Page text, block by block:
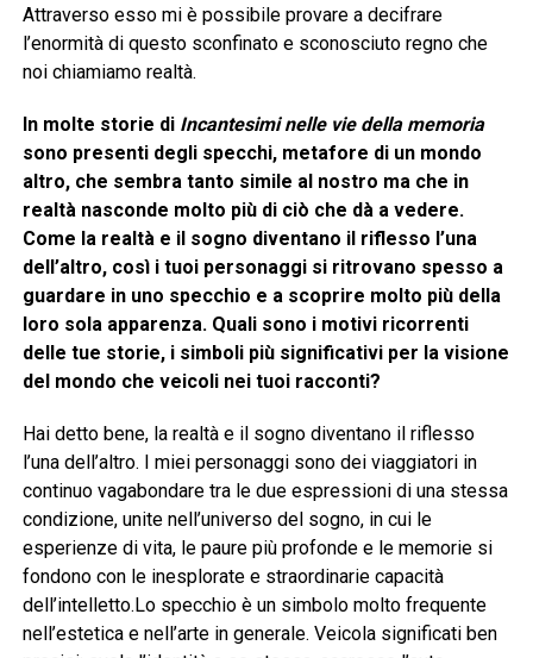
Attraverso esso mi è possibile provare a decifrare
l’enormità di questo sconfinato e sconosciuto regno che
noi chiamiamo realtà.
In molte storie di Incantesimi nelle vie della memoria
sono presenti degli specchi, metafore di un mondo
altro, che sembra tanto simile al nostro ma che in
realtà nasconde molto più di ciò che dà a vedere.
Come la realtà e il sogno diventano il riflesso l’una
dell’altro, così i tuoi personaggi si ritrovano spesso a
guardare in uno specchio e a scoprire molto più della
loro sola apparenza. Quali sono i motivi ricorrenti
delle tue storie, i simboli più significativi per la visione
del mondo che veicoli nei tuoi racconti?
Hai detto bene, la realtà e il sogno diventano il riflesso
l’una dell’altro. I miei personaggi sono dei viaggiatori in
continuo vagabondare tra le due espressioni di una stessa
condizione, unite nell’universo del sogno, in cui le
esperienze di vita, le paure più profonde e le memorie si
fondono con le inesplorate e straordinarie capacità
dell’intelletto.Lo specchio è un simbolo molto frequente
nell’estetica e nell’arte in generale. Veicola significati ben